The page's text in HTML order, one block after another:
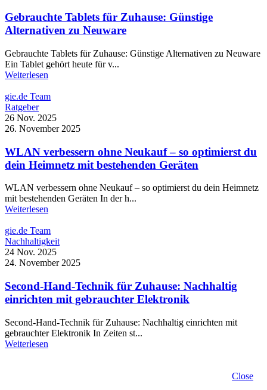
Gebrauchte Tablets für Zuhause: Günstige
Alternativen zu Neuware
Gebrauchte Tablets für Zuhause: Günstige Alternativen zu Neuware
Ein Tablet gehört heute für v...
Weiterlesen
gie.de Team
Ratgeber
26 Nov. 2025
26. November 2025
WLAN verbessern ohne Neukauf – so optimierst du
dein Heimnetz mit bestehenden Geräten
WLAN verbessern ohne Neukauf – so optimierst du dein Heimnetz
mit bestehenden Geräten In der h...
Weiterlesen
gie.de Team
Nachhaltigkeit
24 Nov. 2025
24. November 2025
Second-Hand-Technik für Zuhause: Nachhaltig
einrichten mit gebrauchter Elektronik
Second-Hand-Technik für Zuhause: Nachhaltig einrichten mit
gebrauchter Elektronik In Zeiten st...
Weiterlesen
Close